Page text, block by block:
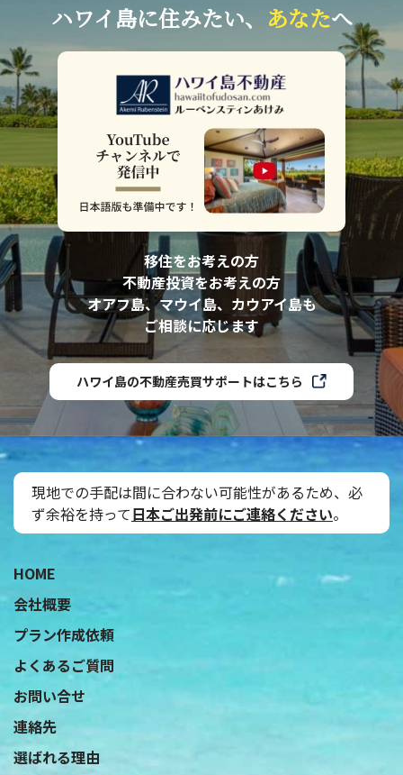
ハワイ島に住みたい、 あなたへ
移住をお考えの方
不動産投資をお考えの方
オアフ島、マウイ島、カウアイ島も
ご相談に応じます
ハワイ島の不動産売買サポートはこちら
現地での手配は間に合わない可能性があるため、必
ず余裕を持って日本ご出発前にご連絡ください。
HOME
会社概要
プラン作成依頼
よくあるご質問
お問い合せ
連絡先
選ばれる理由